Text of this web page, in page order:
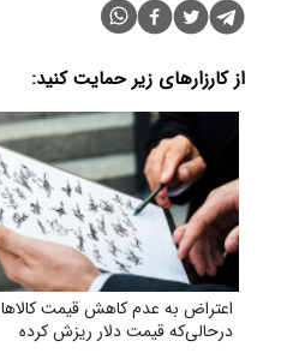
از کارزارهای زیر حمایت کنید:
اعتراض به عدم کاهش‌ قیمت کالاها
درحالی‌که قیمت دلار ریزش کرده